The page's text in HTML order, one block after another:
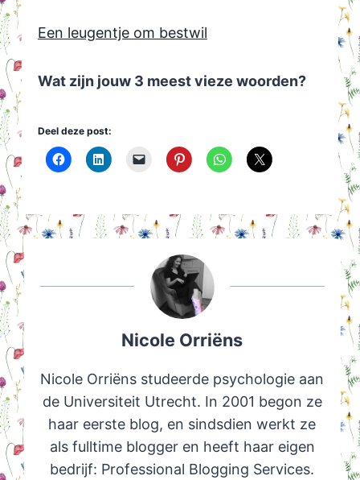
Een leugentje om bestwil
Wat zijn jouw 3 meest vieze woorden?
Deel deze post:
Nicole Orriëns
Nicole Orriëns studeerde psychologie aan
de Universiteit Utrecht. In 2001 begon ze
haar eerste blog, en sindsdien werkt ze
als fulltime blogger en heeft haar eigen
bedrijf: Professional Blogging Services.